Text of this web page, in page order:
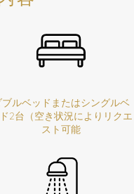
ブルベッドまたはシングルベ
2台（空き状況によりリクエ
スト可能